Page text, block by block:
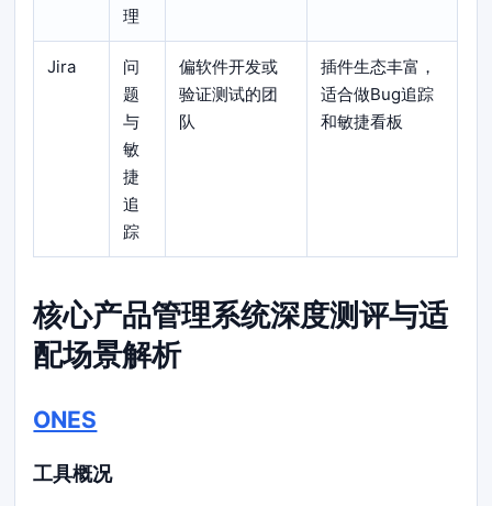
理
Jira
问
题
与
敏
捷
追
踪
偏软件开发或
验证测试的团
队
插件生态丰富，
适合做Bug追踪
和敏捷看板
核心产品管理系统深度测评与适
配场景解析
ONES
工具概况